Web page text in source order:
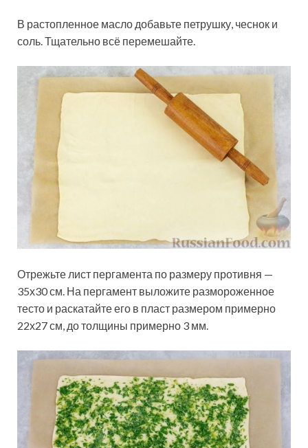
В растопленное масло добавьте петрушку, чеснок и
соль. Тщательно всё перемешайте.
Отрежьте лист пергамента по размеру противня —
35х30 см. На пергамент выложите размороженное
тесто и раскатайте его в пласт размером примерно
22х27 см, до толщины примерно 3 мм.